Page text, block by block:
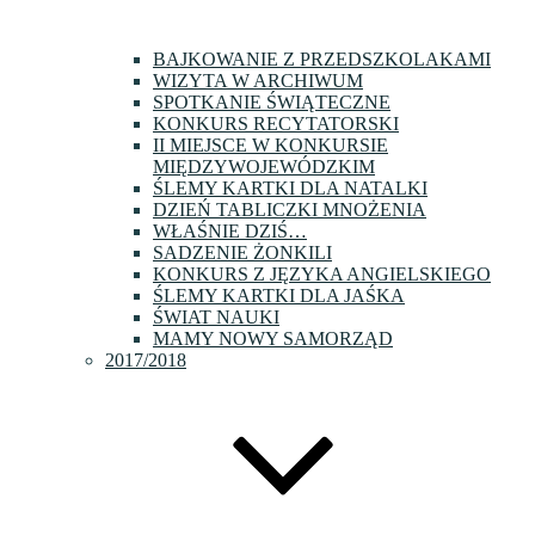
BAJKOWANIE Z PRZEDSZKOLAKAMI
WIZYTA W ARCHIWUM
SPOTKANIE ŚWIĄTECZNE
KONKURS RECYTATORSKI
II MIEJSCE W KONKURSIE
MIĘDZYWOJEWÓDZKIM
ŚLEMY KARTKI DLA NATALKI
DZIEŃ TABLICZKI MNOŻENIA
WŁAŚNIE DZIŚ…
SADZENIE ŻONKILI
KONKURS Z JĘZYKA ANGIELSKIEGO
ŚLEMY KARTKI DLA JAŚKA
ŚWIAT NAUKI
MAMY NOWY SAMORZĄD
2017/2018